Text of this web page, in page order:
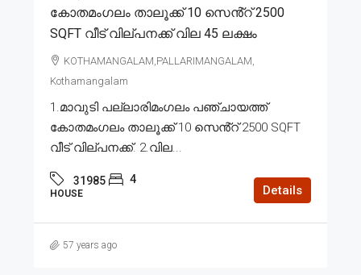
കോതമംഗലം താലൂക്ക് 10 സെൻ്റ് 2500
SQFT വീട് വില്പനക്ക് വില 45 ലക്ഷം
KOTHAMANGALAM,PALLARIMANGALAM,
Kothamangalam
1.മാവുടി പല്ലാരിമംഗലം പഞ്ചായത്ത്
കോതമംഗലം താലൂക്ക് 10 സെൻ്റ് 2500 SQFT
വീട് വില്പനക്ക്. 2.വില...
31985 4
HOUSE Details
57 years ago